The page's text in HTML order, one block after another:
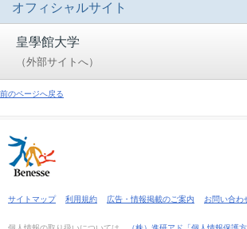
オフィシャルサイト
皇學館大学
（外部サイトへ）
前のページへ戻る
サイトマップ 利用規約 広告・情報掲載のご案内 お問い合わ